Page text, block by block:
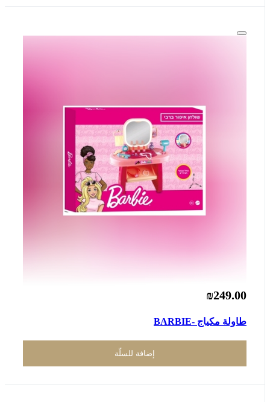
₪249.00
طاولة مكياج -BARBIE
إضافة للسلّة